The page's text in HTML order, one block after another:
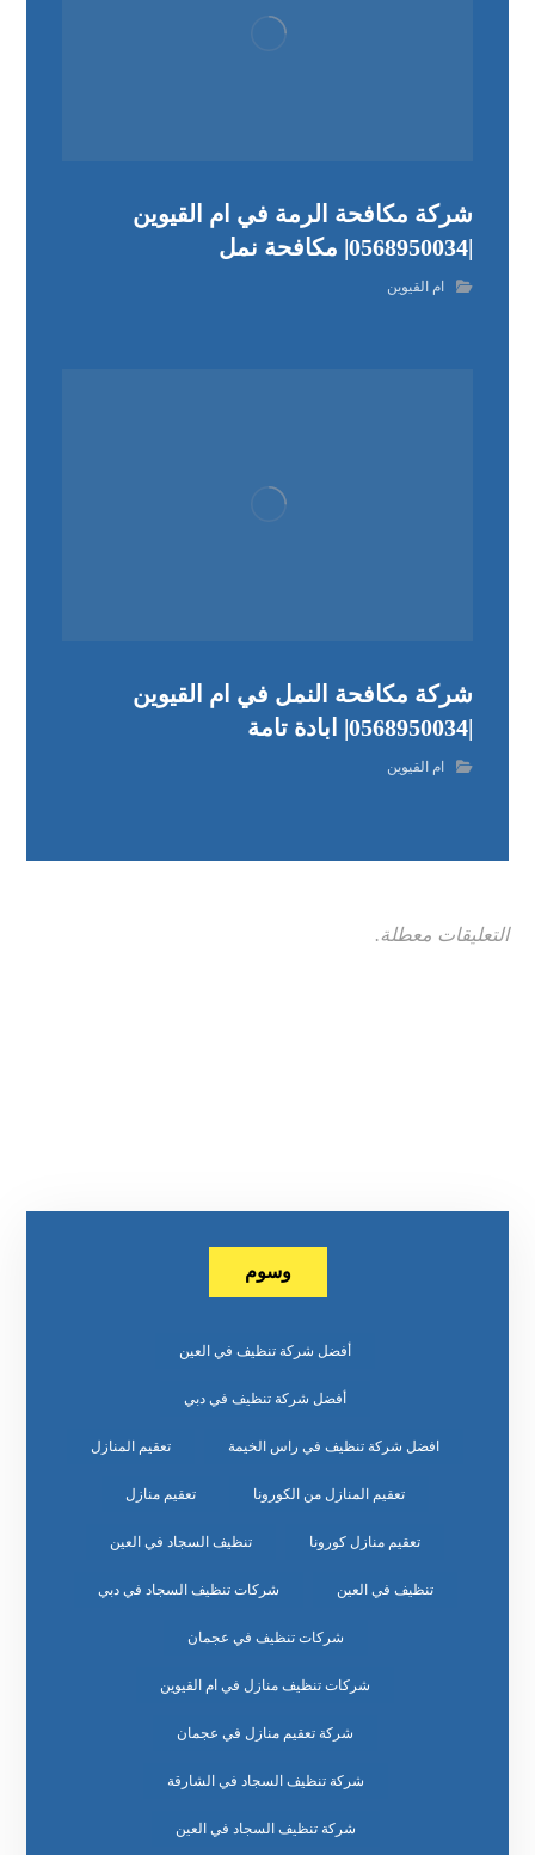
شركة مكافحة الرمة في ام القيوين
|0568950034| مكافحة نمل
ام القيوين
شركة مكافحة النمل في ام القيوين
|0568950034| ابادة تامة
ام القيوين
التعليقات معطلة.
وسوم
أفضل شركة تنظيف في العين
أفضل شركة تنظيف في دبي
افضل شركة تنظيف في راس الخيمة تعقيم المنازل
تعقيم المنازل من الكورونا تعقيم منازل
تعقيم منازل كورونا تنظيف السجاد في العين
تنظيف في العين شركات تنظيف السجاد في دبي
شركات تنظيف في عجمان
شركات تنظيف منازل في ام القيوين
شركة تعقيم منازل في عجمان
شركة تنظيف السجاد في الشارقة
شركة تنظيف السجاد في العين